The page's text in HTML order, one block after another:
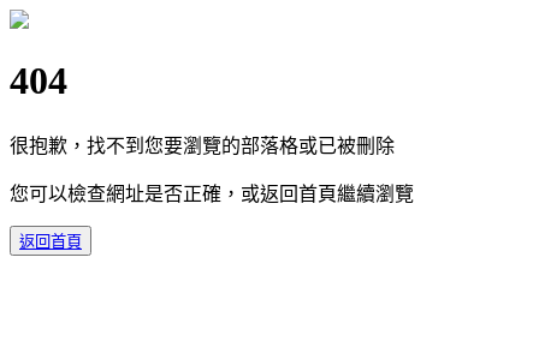
404
很抱歉，找不到您要瀏覽的部落格或已被刪除
您可以檢查網址是否正確，或返回首頁繼續瀏覽
返回首頁